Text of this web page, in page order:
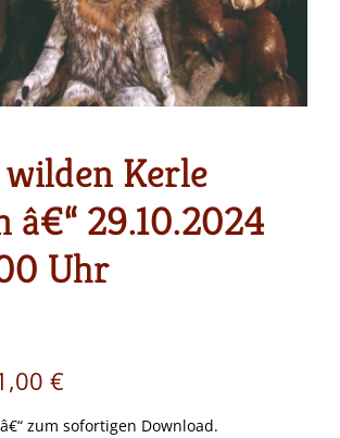
Kerle
â€“ 29.10.2024
Uhr
€
0,00 €
â€“ zum sofortigen Download.